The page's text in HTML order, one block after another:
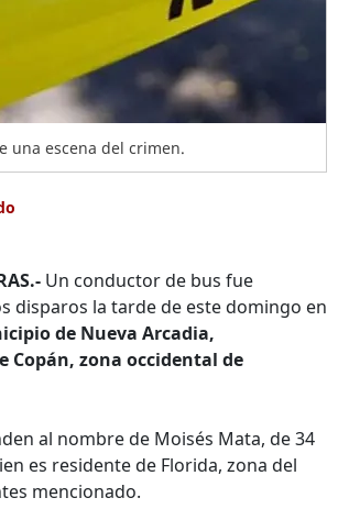
una escena del crimen.
Un conductor de bus fue
disparos la tarde de este domingo en
de Nueva Arcadia,
Copán, zona occidental de
al nombre de Moisés Mata, de 34
es residente de Florida, zona del
mencionado.